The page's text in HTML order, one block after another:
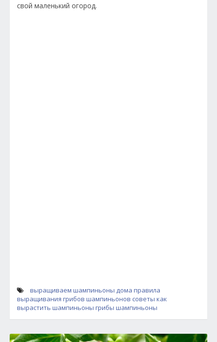
свой маленький огород.
выращиваем шампиньоны дома правила
выращивания грибов шампиньонов советы как
вырастить шампиньоны грибы шампиньоны